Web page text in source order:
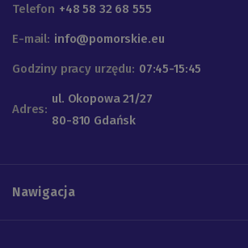
Telefon +48 58 32 68 555
E-mail: info@pomorskie.eu
Godziny pracy urzędu: 07:45-15:45
Adres:
ul. Okopowa 21/27
80-810 Gdańsk
Nawigacja